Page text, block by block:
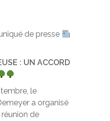
de presse
: UN ACCORD
le
a organisé
réunion de